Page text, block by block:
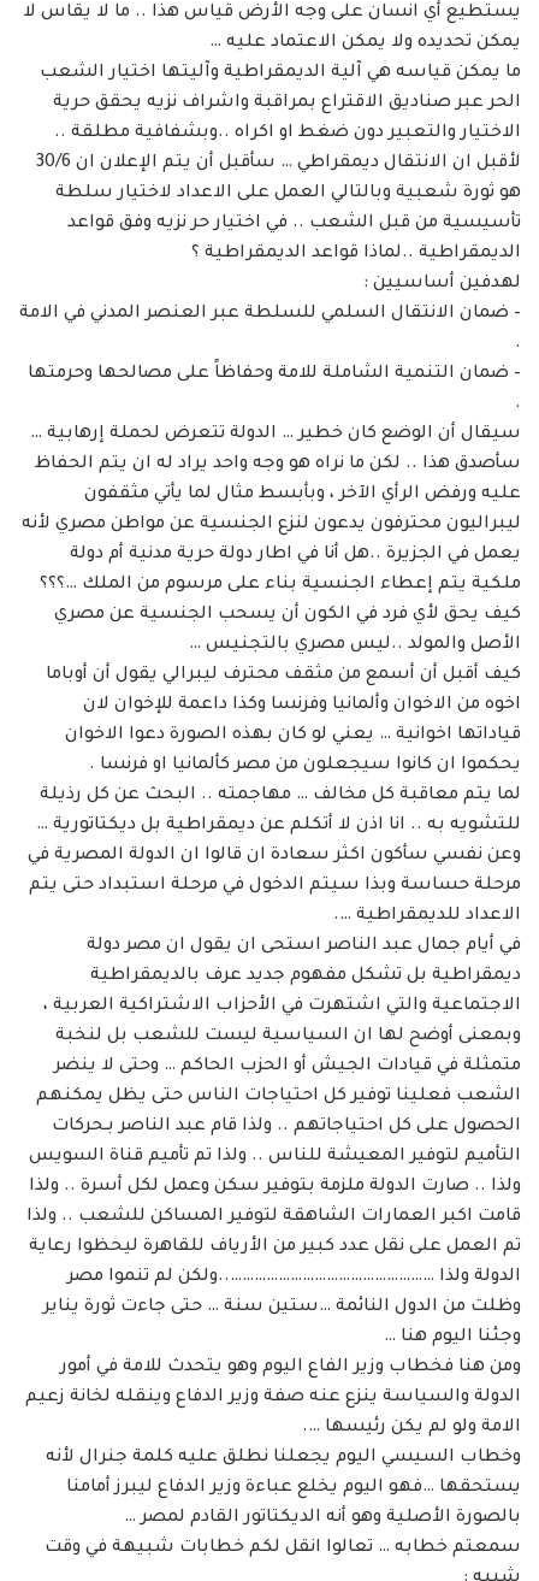
يستطيع أي انسان على وجه الأرض قياس هذا .. ما لا يقاس لا
يمكن تحديده ولا يمكن الاعتماد عليه …
ما يمكن قياسه هي آلية الديمقراطية وآليتها اختيار الشعب
الحر عبر صناديق الاقتراع بمراقبة واشراف نزيه يحقق حرية
الاختيار والتعبير دون ضغط او اكراه ..وبشفافية مطلقة ..
لأقبل ان الانتقال ديمقراطي … سأقبل أن يتم الإعلان ان 30/6
هو ثورة شعبية وبالتالي العمل على الاعداد لاختيار سلطة
تأسيسية من قبل الشعب .. في اختيار حر نزيه وفق قواعد
الديمقراطية ..لماذا قواعد الديمقراطية ؟
لهدفين أساسيين :
– ضمان الانتقال السلمي للسلطة عبر العنصر المدني في الامة
.
– ضمان التنمية الشاملة للامة وحفاظاً على مصالحها وحرمتها
.
سيقال أن الوضع كان خطير … الدولة تتعرض لحملة إرهابية …
سأصدق هذا .. لكن ما نراه هو وجه واحد يراد له ان يتم الحفاظ
عليه ورفض الرأي الآخر ، وبأبسط مثال لما يأتي مثقفون
ليبراليون محترفون يدعون لنزع الجنسية عن مواطن مصري لأنه
يعمل في الجزيرة ..هل أنا في اطار دولة حرية مدنية أم دولة
ملكية يتم إعطاء الجنسية بناء على مرسوم من الملك …؟؟؟
كيف يحق لأي فرد في الكون أن يسحب الجنسية عن مصري
الأصل والمولد ..ليس مصري بالتجنيس …
كيف أقبل أن أسمع من مثقف محترف ليبرالي يقول أن أوباما
اخوه من الاخوان وألمانيا وفرنسا وكذا داعمة للإخوان لان
قياداتها اخوانية … يعني لو كان بهذه الصورة دعوا الاخوان
يحكموا ان كانوا سيجعلون من مصر كألمانيا او فرنسا .
لما يتم معاقبة كل مخالف … مهاجمته .. البحث عن كل رذيلة
للتشويه به .. انا اذن لا أتكلم عن ديمقراطية بل ديكتاتورية …
وعن نفسي سأكون اكثر سعادة ان قالوا ان الدولة المصرية في
مرحلة حساسة وبذا سيتم الدخول في مرحلة استبداد حتى يتم
الاعداد للديمقراطية ….
في أيام جمال عبد الناصر استحى ان يقول ان مصر دولة
ديمقراطية بل تشكل مفهوم جديد عرف بالديمقراطية
الاجتماعية والتي اشتهرت في الأحزاب الاشتراكية العربية ،
وبمعنى أوضح لها ان السياسية ليست للشعب بل لنخبة
متمثلة في قيادات الجيش أو الحزب الحاكم … وحتى لا ينضر
الشعب فعلينا توفير كل احتياجات الناس حتى يظل يمكنهم
الحصول على كل احتياجاتهم .. ولذا قام عبد الناصر بـحركات
التأميم لتوفير المعيشة للناس .. ولذا تم تأميم قناة السويس
ولذا .. صارت الدولة ملزمة بتوفير سكن وعمل لكل أسرة .. ولذا
قامت اكبر العمارات الشاهقة لتوفير المساكن للشعب .. ولذا
تم العمل على نقل عدد كبير من الأرياف للقاهرة ليحظوا رعاية
الدولة ولذا ……………………………………………..ولكن لم تنموا مصر
وظلت من الدول النائمة …ستين سنة … حتى جاءت ثورة يناير
وجئنا اليوم هنا …
ومن هنا فخطاب وزير الفاع اليوم وهو يتحدث للامة في أمور
الدولة والسياسة ينزع عنه صفة وزير الدفاع وينقله لخانة زعيم
الامة ولو لم يكن رئيسها ….
وخطاب السيسي اليوم يجعلنا نطلق عليه كلمة جنرال لأنه
يستحقها …فهو اليوم يخلع عباءة وزير الدفاع ليبرز أمامنا
بالصورة الأصلية وهو أنه الديكتاتور القادم لمصر …
سمعتم خطابه … تعالوا انقل لكم خطابات شبيهة في وقت